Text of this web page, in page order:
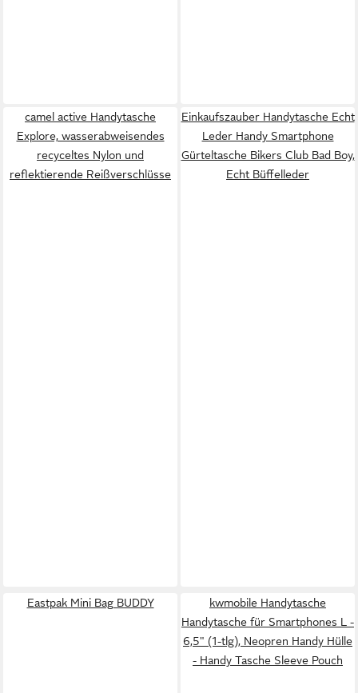
camel active Handytasche
Explore, wasserabweisendes
recyceltes Nylon und
reflektierende Reißverschlüsse
Einkaufszauber Handytasche Echt
Leder Handy Smartphone
Gürteltasche Bikers Club Bad Boy,
Echt Büffelleder
Eastpak Mini Bag BUDDY
kwmobile Handytasche
Handytasche für Smartphones L -
6,5" (1-tlg), Neopren Handy Hülle
- Handy Tasche Sleeve Pouch